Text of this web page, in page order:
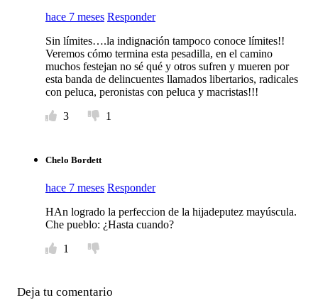
hace 7 meses Responder
Sin límites….la indignación tampoco conoce límites!!
Veremos cómo termina esta pesadilla, en el camino
muchos festejan no sé qué y otros sufren y mueren por
esta banda de delincuentes llamados libertarios, radicales
con peluca, peronistas con peluca y macristas!!!
3
1
Chelo Bordett
hace 7 meses Responder
HAn logrado la perfeccion de la hijadeputez mayúscula.
Che pueblo: ¿Hasta cuando?
1
Deja tu comentario